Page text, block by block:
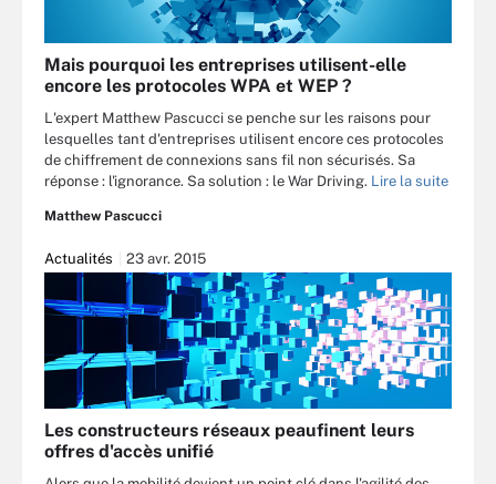
Mais pourquoi les entreprises utilisent-elle
encore les protocoles WPA et WEP ?
L'expert Matthew Pascucci se penche sur les raisons pour
lesquelles tant d'entreprises utilisent encore ces protocoles
de chiffrement de connexions sans fil non sécurisés. Sa
réponse : l'ignorance. Sa solution : le War Driving. Lire la suite
Matthew Pascucci
Actualités 23 avr. 2015
Les constructeurs réseaux peaufinent leurs
offres d'accès unifié